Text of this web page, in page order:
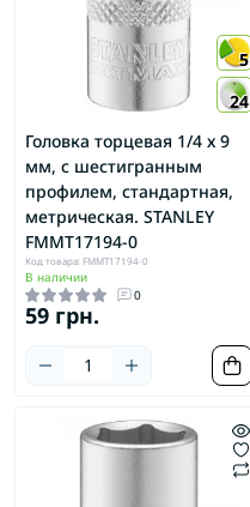
5
24
Головка торцевая 1/4 х 9
мм, с шестигранным
профилем, стандартная,
метрическая. STANLEY
FMMT17194-0
Код товара: FMMT17194-0
В наличии
0
59 грн.